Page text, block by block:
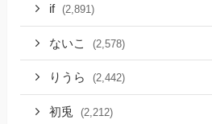
if (2,891)
ないこ (2,578)
りうら (2,442)
初兎 (2,212)